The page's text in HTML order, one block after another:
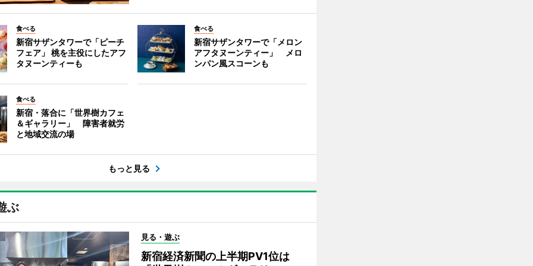
食べる
新宿サザンタワーで「ピーチ
フェア」 桃を主役にしたアフ
タヌーンティーも
食べる
新宿サザンタワーで「メロン
アフタヌーンティー」 メロ
ンパン風スコーンも
食べる
新宿・落合に「世界樹カフェ
＆ギャラリー」 障害者就労
と地域交流の場
もっと見る
ぶ
見る・遊ぶ
新宿経済新聞の上半期PV1位は